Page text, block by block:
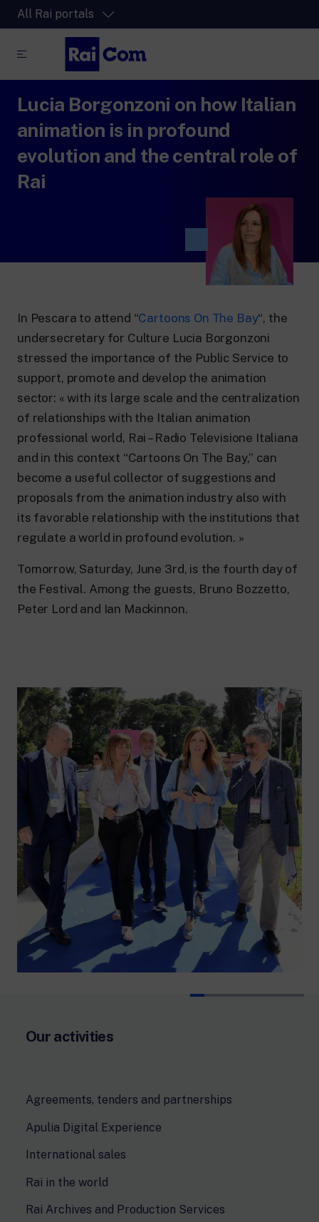
All Rai portals
The video streaming platform for all.
RaiPlay
The digital platform of the Rai Radio
channels.
RaiPlay Sound
A safe space full of cartoons for the kids.
24 hour news: current affairs, breaking
news and updates.
The regional editorial offices of RaiNews.
Rai TgR
Cultural insights on Art, Literature,
History and much more.
Rai Cultura
For secondary schools, universities,
teachers and adult education.
Lucia Borgonzoni on how Italian
animation is in profound
evolution and the central role of
Rai
In Pescara to attend “Cartoons On The Bay“, the
undersecretary for Culture Lucia Borgonzoni
stressed the importance of the Public Service to
support, promote and develop the animation
sector: « with its large scale and the centralization
of relationships with the Italian animation
professional world, Rai – Radio Televisione Italiana
and in this context “Cartoons On The Bay,” can
become a useful collector of suggestions and
proposals from the animation industry also with
its favorable relationship with the institutions that
regulate a world in profound evolution. »
Tomorrow, Saturday, June 3rd, is the fourth day of
the Festival. Among the guests, Bruno Bozzetto,
Peter Lord and Ian Mackinnon.
Our activities
Agreements, tenders and partnerships
Apulia Digital Experience
International sales
Rai in the world
Rai Archives and Production Services